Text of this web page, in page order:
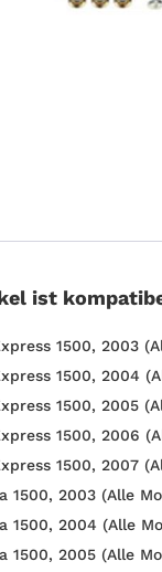
ist
1500, 2003
1500, 2004
1500, 2005
1500, 2006
1500, 2007
1500, 2003 (Alle
1500, 2004 (Alle
1500, 2005 (Alle